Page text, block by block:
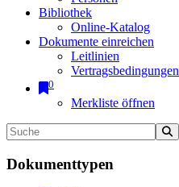
Bibliothek
Online-Katalog
Dokumente einreichen
Leitlinien
Vertragsbedingungen
0
Merkliste öffnen
Dokumenttypen